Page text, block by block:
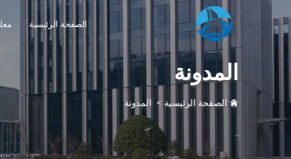
الصفحة الرئيسية
المدونة
الصفحة الرئيسية > المدونة